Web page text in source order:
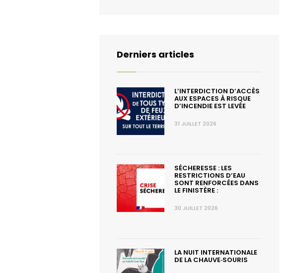
Derniers articles
L’INTERDICTION D’ACCÈS
AUX ESPACES À RISQUE
D’INCENDIE EST LEVÉE
31 JUILLET 2026
SÉCHERESSE : LES
RESTRICTIONS D’EAU
SONT RENFORCÉES DANS
LE FINISTÈRE :
30 JUILLET 2026
LA NUIT INTERNATIONALE
DE LA CHAUVE‑SOURIS